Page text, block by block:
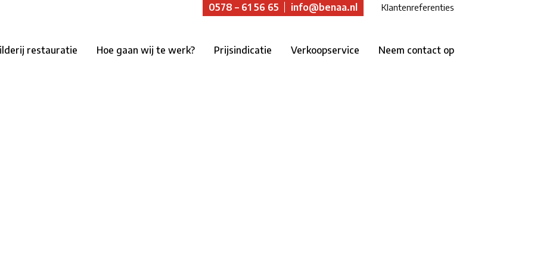
Klantenreferenties
0578 – 61 56 65 info@benaa.nl
restauratie Hoe gaan wij te werk? Prijsindicatie Verkoopservice Neem contact op